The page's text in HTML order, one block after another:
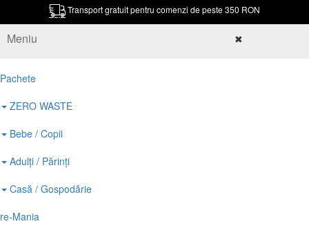
Transport gratuit pentru comenzi de peste 350 RON
Meniu ✖
Pachete
ZERO WASTE
Bebe / Copii
Adulți / Părinți
Casă / Gospodărie
re-Mania